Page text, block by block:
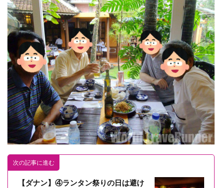
次の記事に進む
【ダナン】④ランタン祭りの日は避け